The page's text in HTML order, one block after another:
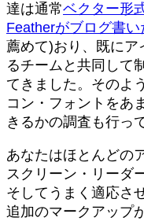
達は通常ベクター形
Featherがブログ書い
薦めて)おり、既に
るチームと共同して
てきました。そのよ
コン・フォントをあ
きるかの調査も行っ
あなたはほとんどの
スクリーン・リーダ
そしてうまく適応さ
追加のマークアップ